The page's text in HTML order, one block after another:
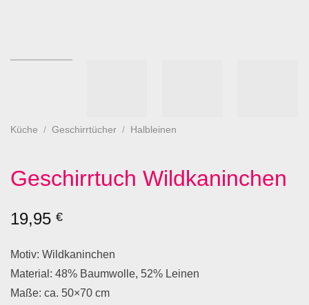
Küche / Geschirrtücher / Halbleinen
Geschirrtuch Wildkaninchen
19,95 €
Motiv: Wildkaninchen
Material: 48% Baumwolle, 52% Leinen
Maße: ca. 50×70 cm